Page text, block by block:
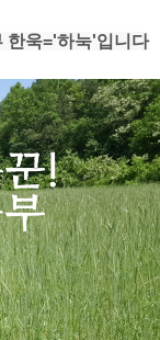
한욱='하눅'입니다